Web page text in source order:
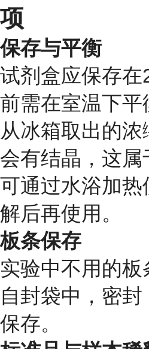
项
保存与平衡
试剂盒应保存在
前需在室温下平
从冰箱取出的
会有结晶，这属
可通过水浴加
解后再使用。
板条保存
实验中不用的板
自封袋中，密封
保存。